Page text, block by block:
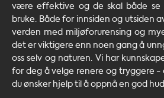
være effektive og de skal både
bruke. Både for innsiden og utsiden
verden med miljøforurensing og
det er viktigere enn noen gang å
oss selv og naturen. Vi har
for deg å velge renere og tryggere -
du ønsker hjelp til å oppnå en god